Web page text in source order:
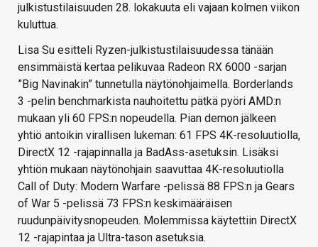
julkistustilaisuuden 28. lokakuuta eli vajaan kolmen viikon
kuluttua.
Lisa Su esitteli Ryzen-julkistustilaisuudessa tänään
ensimmäistä kertaa pelikuvaa Radeon RX 6000 -sarjan
”Big Navinakin” tunnetulla näytönohjaimella. Borderlands
3 -pelin benchmarkista nauhoitettu pätkä pyöri AMD:n
mukaan yli 60 FPS:n nopeudella. Pian demon jälkeen
yhtiö antoikin virallisen lukeman: 61 FPS 4K-resoluutiolla,
DirectX 12 -rajapinnalla ja BadAss-asetuksin. Lisäksi
yhtiön mukaan näytönohjain saavuttaa 4K-resoluutiolla
Call of Duty: Modern Warfare -pelissä 88 FPS:n ja Gears
of War 5 -pelissä 73 FPS:n keskimääräisen
ruudunpäivitysnopeuden. Molemmissa käytettiin DirectX
12 -rajapintaa ja Ultra-tason asetuksia.